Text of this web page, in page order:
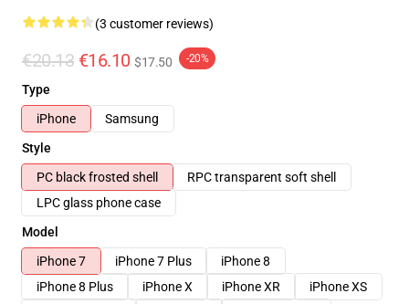
(3 customer reviews)
€20.13 €16.10 $17.50 -20%
Type
iPhone
Samsung
Style
PC black frosted shell
RPC transparent soft shell
LPC glass phone case
Model
iPhone 7
iPhone 7 Plus
iPhone 8
iPhone 8 Plus
iPhone X iPhone XR
iPhone XS